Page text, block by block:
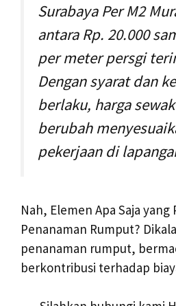
Surabaya Per M2
antara Rp. 20.000
per meter persgi
Dengan syarat dan
berlaku, harga
berubah
pekerjaan di
Nah, Elemen Apa Saja yang
Penanaman Rumput?
penanaman rumput,
berkontribusi terhadap